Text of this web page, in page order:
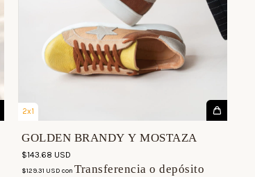
2x1
GOLDEN BRANDY Y MOSTAZA
$143.68 USD
$129.31 USD con Transferencia o depósito